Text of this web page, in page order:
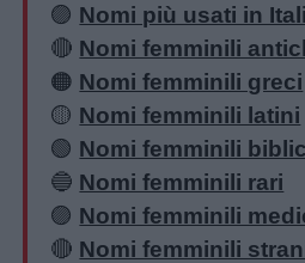
🟣 Nomi più usati in
🔴 Nomi femminili
🟠 Nomi femminili greci
🟡 Nomi femminili latini
🟢 Nomi femminili
🔵 Nomi femminili rari
🟣 Nomi femminili
🔴 Nomi femminili